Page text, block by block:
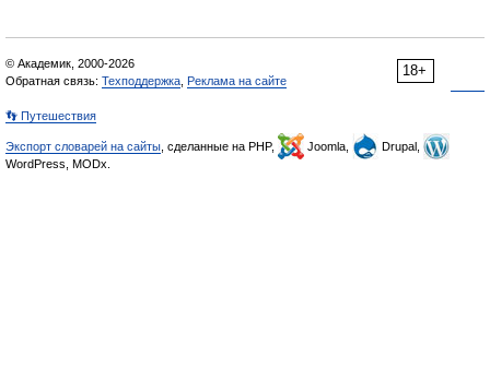
18+
© Академик, 2000-2026
Обратная связь: Техподдержка Реклама на сайте
👣 Путешествия
Экспорт словарей на сайты , сделанные на PHP, Joomla,
Drupal,
WordPress, MODx.